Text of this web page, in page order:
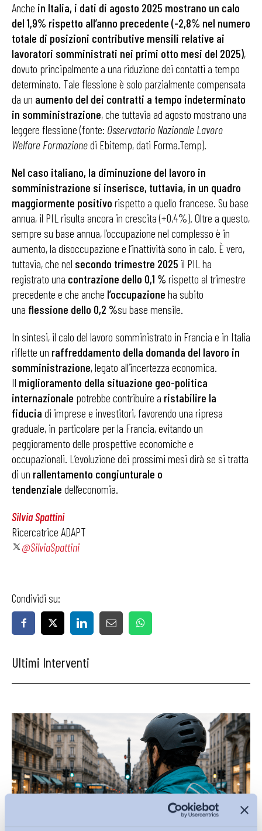
Anche in Italia, i dati di agosto 2025 mostrano un calo
del 1,9% rispetto all’anno precedente (-2,8% nel numero
totale di posizioni contributive mensili relative ai
lavoratori somministrati nei primi otto mesi del 2025),
dovuto principalmente a una riduzione dei contatti a tempo
determinato. Tale flessione è solo parzialmente compensata
da un aumento del dei contratti a tempo indeterminato
in somministrazione, che tuttavia ad agosto mostrano una
leggere flessione (fonte: Osservatorio Nazionale Lavoro
Welfare Formazionedi Ebitemp, dati Forma.Temp).
Nel caso italiano, la diminuzione del lavoro in
somministrazione si inserisce, tuttavia, in un quadro
maggiormente positivo rispetto a quello francese. Su base
annua, il PIL risulta ancora in crescita (+0,4%). Oltre a questo,
sempre su base annua, l’occupazione nel complesso è in
aumento, la disoccupazione e l’inattività sono in calo. È vero,
tuttavia, che nel secondo trimestre 2025 il PIL ha
registrato una contrazione dello 0,1 % rispetto al trimestre
precedente e che anche l’occupazione ha subito
una flessione dello 0,2 %su base mensile.
In sintesi, il calo del lavoro somministrato in Francia e in Italia
riflette un raffreddamento della domanda del lavoro in
somministrazione, legato all’incertezza economica.
Il miglioramento della situazione geo-politica
internazionale potrebbe contribuire a ristabilire la
fiducia di imprese e investitori, favorendo una ripresa
graduale, in particolare per la Francia, evitando un
peggioramento delle prospettive economiche e
occupazionali. L’evoluzione dei prossimi mesi dirà se si tratta
di un rallentamento congiunturale o
tendenziale dell’economia.
Silvia Spattini
Ricercatrice ADAPT
@SilviaSpattini
Condividi su:
Ultimi Interventi